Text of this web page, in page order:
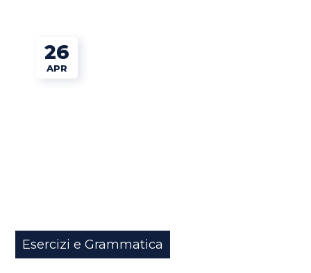
26
APR
Esercizi e Grammatica